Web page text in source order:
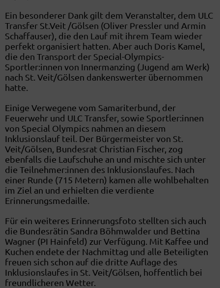
Ein besonderer Dank gilt dem Veranstalter, dem ULC
Transfer St.Veit /Gölsen (Oliver Pressler und Armin
Schaffauser), die den Lauf mit ihrem Team wieder
perfekt organisiert hatten. Aber auch Doris Kamel,
die den Transport der Special-Olympics-
Sportler:innen von Innermanzing (Jugend am Werk)
nach St. Veit/Gölsen dankenswerter übernommen
hatte.
Einige Verwegene vom Samariterbund, der
Feuerwehr und ULC Transfer, sowie Sportler:innen
von Special Olympics nahmen an diesem
Inklusionslauf teil. Der Bürgermeister von St.
Veit/Gölsen, Bundesrat Christian Fischer, zog
ebenfalls die Laufschuhe an und mischte sich unter
die Teilnehmer:innen des Inklusionslaufes. Nach
einer Runde (715 Metern) kamen alle wohlbehalten
im Ziel an und erhielten die verdiente
Erinnerungsmedaille.
Für ein weiteres Erinnerungsfoto stellten sich auch
die Bundesrätin Sandra Böhmwalder und Bettina
Wagner (PI Hainfeld) zur Verfügung. Mit Kaffee und
Kuchen endete der Nachmittag und alle Beteiligten
freuen sich schon auf die dritte Auflage des
Inklusionslaufes in St. Veit/Gölsen, hoffentlich bei
freundlicheren Wetter.